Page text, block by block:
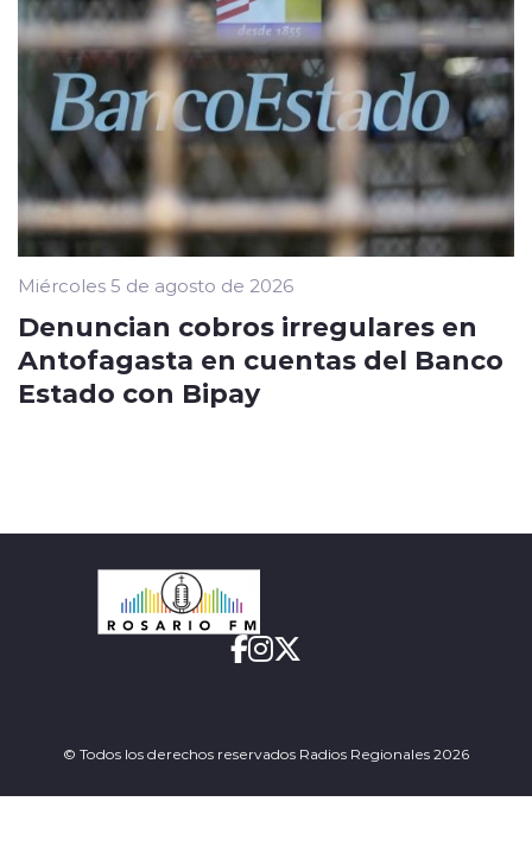
Miércoles 5 de agosto de 2026
Denuncian cobros irregulares en
Antofagasta en cuentas del Banco
Estado con Bipay
© Todos los derechos reservados Radios Regionales 2026